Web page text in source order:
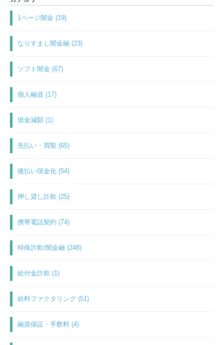
1ページ闇金 (19)
なりすまし闇金融 (23)
ソフト闇金 (67)
個人融資 (17)
借金減額 (1)
先払い・買取 (65)
後払い現金化 (54)
押し貸し詐欺 (25)
携帯電話契約 (74)
特殊詐欺/闇金融 (248)
給付金詐欺 (1)
給料ファクタリング (51)
融資保証・手数料 (4)